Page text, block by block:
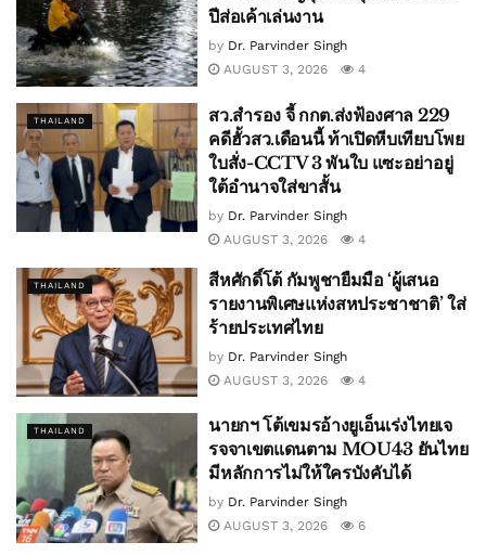
ปีส่อเค้าเล่นงาน
by Dr. Parvinder Singh
AUGUST 3, 2026
4
THAILAND
สว.สำรอง จี้ กกต.ส่งฟ้องศาล 229
คดีฮั้วสว.เดือนนี้ ท้าเปิดหีบเทียบโพย
ใบสั่ง-CCTV 3 พันใบ แซะอย่าอยู่
ใต้อำนาจใส่ขาสั้น
by Dr. Parvinder Singh
AUGUST 3, 2026
4
THAILAND
สีหศักดิ์โต้ กัมพูชายืมมือ ‘ผู้เสนอ
รายงานพิเศษแห่งสหประชาชาติ’ ใส่
ร้ายประเทศไทย
by Dr. Parvinder Singh
AUGUST 3, 2026
4
THAILAND
นายกฯ โต้เขมรอ้างยูเอ็นเร่งไทยเจ
รจจาเขตแดนตาม MOU43 ยันไทย
มีหลักการไม่ให้ใครบังคับได้
by Dr. Parvinder Singh
AUGUST 3, 2026
6